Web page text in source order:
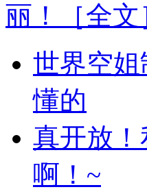
丽！
［全文
世界空
懂的
真开放
啊！~